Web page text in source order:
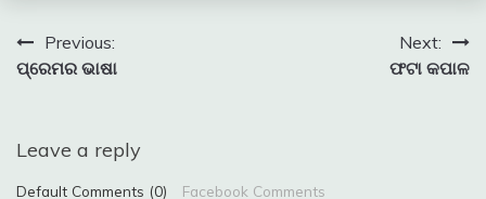
Post
navigation
Previous:
ପ୍ରେମର ଭାଷା
Next:
ଫଟା କପାଳ
Leave a reply
Default Comments (0) Facebook Comments